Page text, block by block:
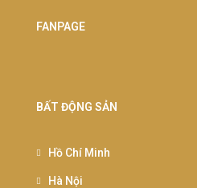
FANPAGE
BẤT ĐỘNG SẢN
Hồ Chí Minh
Hà Nội